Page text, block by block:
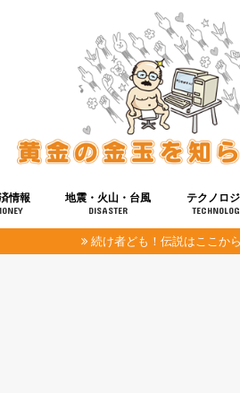
情報 地震・火山・台風
DISASTER
テクノロ
健康
宇宙
続け者ども！伝説はここか